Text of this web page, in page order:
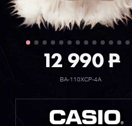
12 990P
BA-110XCP-4A